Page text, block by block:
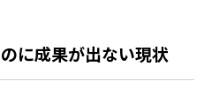
に成果が出ない現状